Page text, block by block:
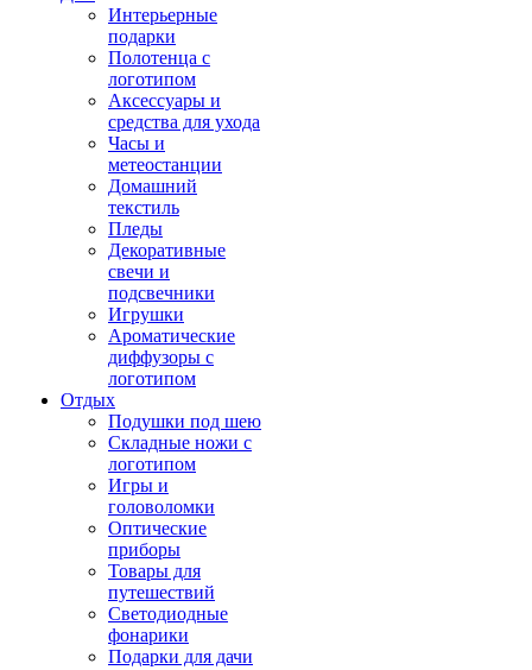
Интерьерные
подарки
Полотенца с
логотипом
Аксессуары и
средства для ухода
Часы и
метеостанции
Домашний
текстиль
Пледы
Декоративные
свечи и
подсвечники
Игрушки
Ароматические
диффузоры с
логотипом
Отдых
Подушки под шею
Складные ножи с
логотипом
Игры и
головоломки
Оптические
приборы
Товары для
путешествий
Светодиодные
фонарики
Подарки для дачи